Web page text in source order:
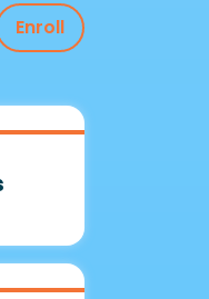
Enroll